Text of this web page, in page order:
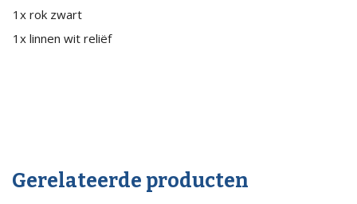
1x rok zwart
1x linnen wit reliëf
Gerelateerde producten